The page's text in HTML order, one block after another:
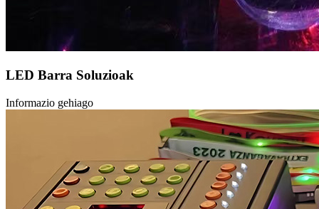
LED Barra Soluzioak
Informazio gehiago